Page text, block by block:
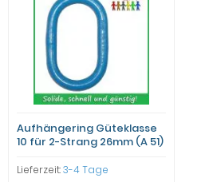
Aufhängering Güteklasse
10 für 2-Strang 26mm (A 51)
Lieferzeit:3-4 Tage